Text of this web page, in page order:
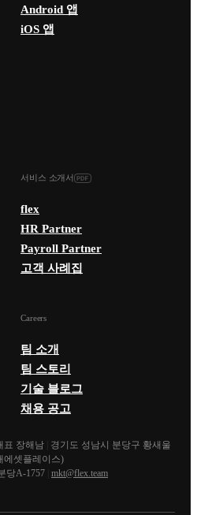
Android 앱
iOS 앱
서비스 소개서
flex
HR Partner
Payroll Partner
고객 사례집
Careers
팀 소개
팀 스토리
기술 블로그
채용 공고
표 장해남
경기도 성남시 분당구 황새울
에셋플레이스)
당A-1757 mkt@flex.team